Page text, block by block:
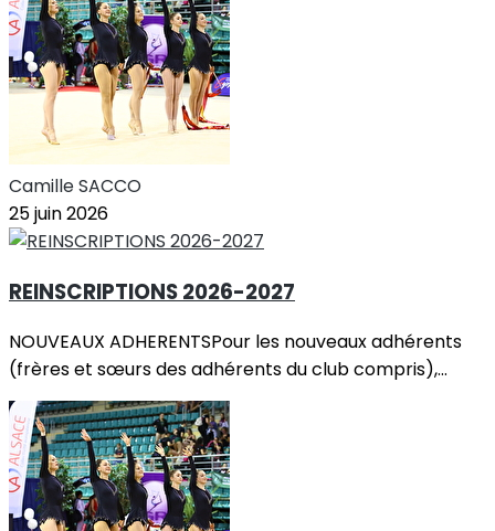
Camille SACCO
25 juin 2026
REINSCRIPTIONS 2026-2027
NOUVEAUX ADHERENTSPour les nouveaux adhérents
(frères et sœurs des adhérents du club compris),...